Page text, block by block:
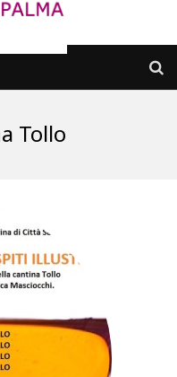
Tollo